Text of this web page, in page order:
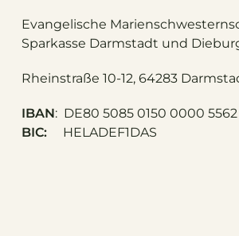
Evangelische
Sparkasse Darmstadt und
Rheinstraße 10-12, 64283
IBAN: DE80 5085 0150 0000
BIC:HELADEF1DAS